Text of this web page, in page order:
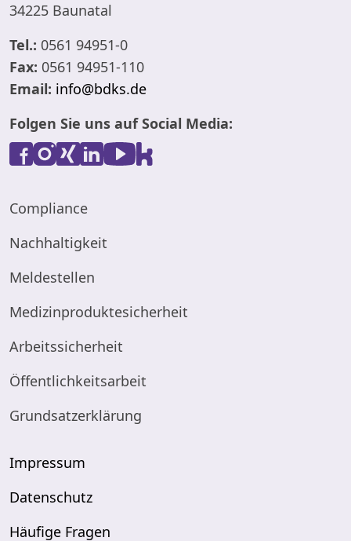
34225 Baunatal
Tel.: 0561 94951-0
Fax: 0561 94951-110
Email: info@bdks.de
Folgen Sie uns auf Social Media:
Compliance
Nachhaltigkeit
Meldestellen
Medizinproduktesicherheit
Arbeitssicherheit
Öffentlichkeitsarbeit
Grundsatzerklärung
Impressum
Datenschutz
Häufige Fragen